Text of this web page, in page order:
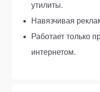
утилиты.
Навязчивая
Работает только
интернетом.